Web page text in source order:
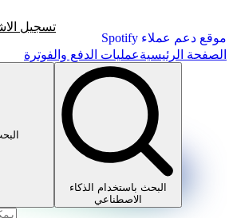
موقع دعم عملاء Spotify
تسجيل
الصفحة الرئيسيةعمليات الدفع والفوترة
البحث باستخدام الذكاء
الاصطناعي